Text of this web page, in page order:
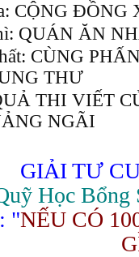
CỘNG ĐỒNG
QUÁN ĂN
CÙNG
THƯ
THI VIẾT
NGÃI
GIẢI TƯ
Học Bổng
"NẾU CÓ